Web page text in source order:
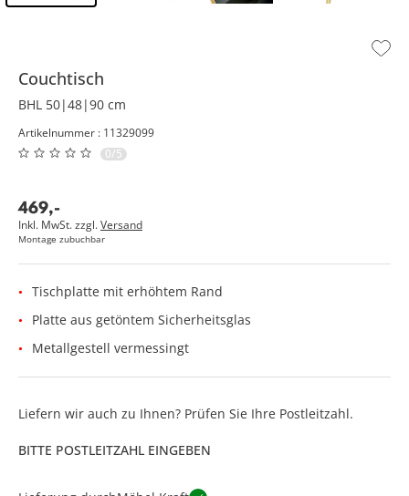
Couchtisch
BHL 50|48|90 cm
Artikelnummer : 11329099
0/5
469,-
Inkl. MwSt. zzgl.Versand
Montage zubuchbar
Tischplatte mit erhöhtem Rand
Platte aus getöntem Sicherheitsglas
Metallgestell vermessingt
Liefern wir auch zu Ihnen? Prüfen Sie Ihre Postleitzahl.
BITTE POSTLEITZAHL EINGEBEN